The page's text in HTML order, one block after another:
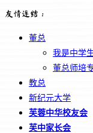
友情连结：
董总
我是中学
董总师培
教总
新纪元大学
芙蓉中华校友会
芙中家长会